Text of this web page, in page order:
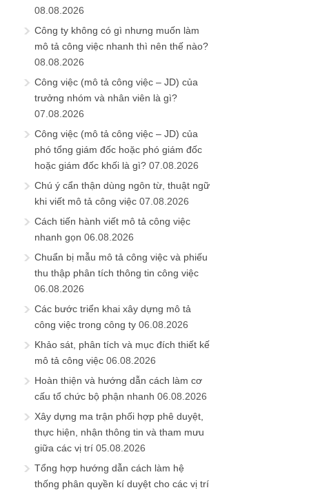
08.08.2026
Công ty không có gì nhưng muốn làm
mô tả công việc nhanh thì nên thế nào?
08.08.2026
Công việc (mô tả công việc – JD) của
trưởng nhóm và nhân viên là gì?
07.08.2026
Công việc (mô tả công việc – JD) của
phó tổng giám đốc hoặc phó giám đốc
hoặc giám đốc khối là gì? 07.08.2026
Chú ý cẩn thận dùng ngôn từ, thuật ngữ
khi viết mô tả công việc 07.08.2026
Cách tiến hành viết mô tả công việc
nhanh gọn 06.08.2026
Chuẩn bị mẫu mô tả công việc và phiếu
thu thập phân tích thông tin công việc
06.08.2026
Các bước triển khai xây dựng mô tả
công việc trong công ty 06.08.2026
Khảo sát, phân tích và mục đích thiết kế
mô tả công việc 06.08.2026
Hoàn thiện và hướng dẫn cách làm cơ
cấu tổ chức bộ phận nhanh 06.08.2026
Xây dựng ma trận phối hợp phê duyệt,
thực hiện, nhận thông tin và tham mưu
giữa các vị trí 05.08.2026
Tổng hợp hướng dẫn cách làm hệ
thống phân quyền kí duyệt cho các vị trí